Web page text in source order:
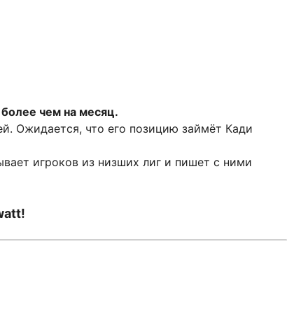
чем на месяц.
Ожидается, что его позицию займёт Кади
игроков из низших лиг и пишет с ними